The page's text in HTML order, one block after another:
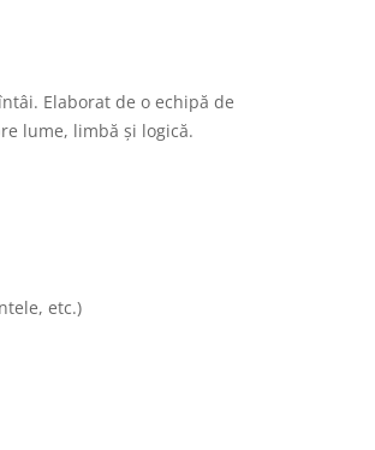
Elaborat de o echipă de
lume, limbă și logică.
etc.)